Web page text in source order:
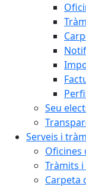
Seu
Serveis i
Oficines
Tràmits
Carpeta